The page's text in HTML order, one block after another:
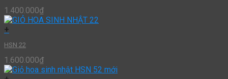
1.400.000₫
+
HSN 22
1.600.000₫